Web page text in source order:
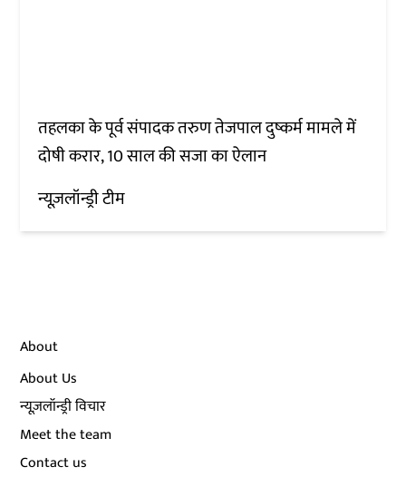
तहलका के पूर्व संपादक तरुण तेजपाल दुष्कर्म मामले में
दोषी करार, 10 साल की सजा का ऐलान
न्यूज़लॉन्ड्री टीम
About
About Us
न्यूज़लॉन्ड्री विचार
Meet the team
Contact us